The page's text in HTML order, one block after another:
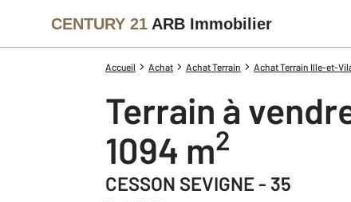
CENTURY 21 ARB Immobilier
Accueil Achat Achat Terrain Achat Terrain Ille-et-
Terrain à
1094 m2
CESSON SEVIGNE - 35